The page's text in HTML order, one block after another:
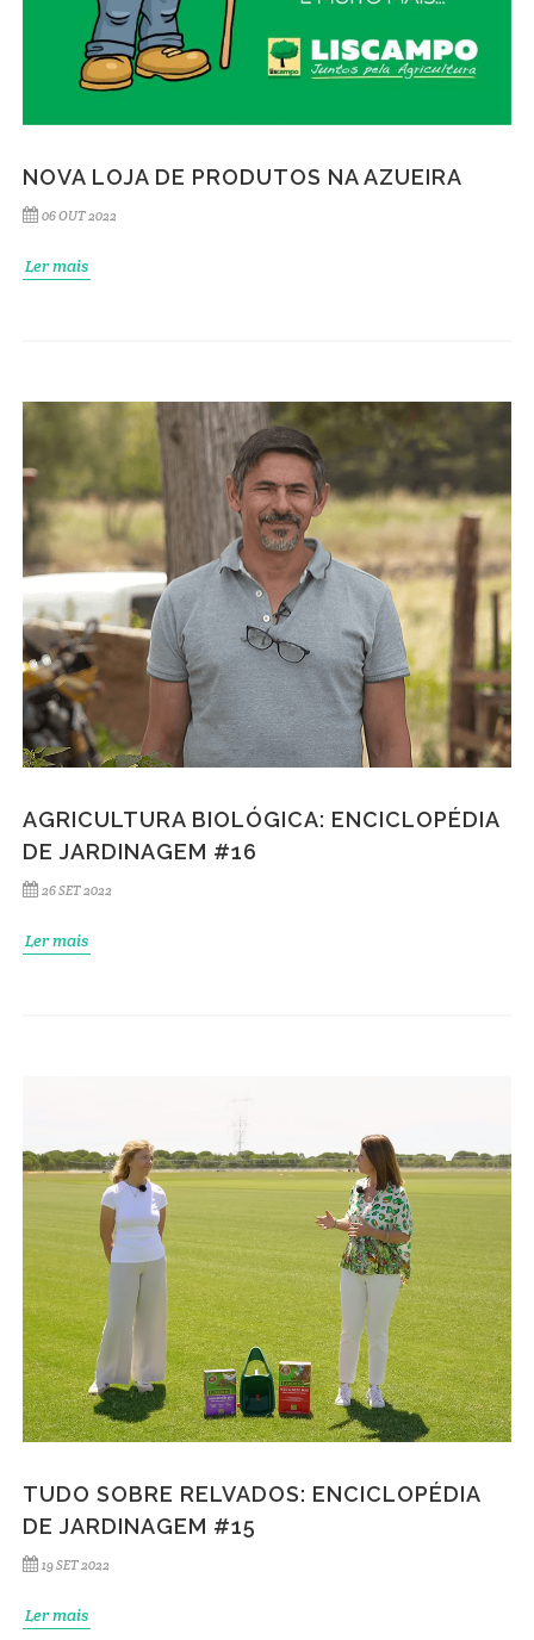
NOVA LOJA DE PRODUTOS NA AZUEIRA
06 OUT 2022
Ler mais
AGRICULTURA BIOLÓGICA: ENCICLOPÉDIA
DE JARDINAGEM #16
26 SET 2022
Ler mais
TUDO SOBRE RELVADOS: ENCICLOPÉDIA
DE JARDINAGEM #15
19 SET 2022
Ler mais